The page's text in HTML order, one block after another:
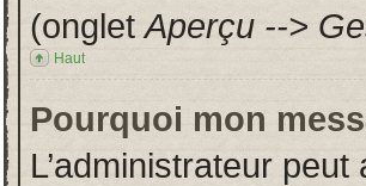
(ongletAperçu -->
Haut
Pourquoi mon
L’administrateur